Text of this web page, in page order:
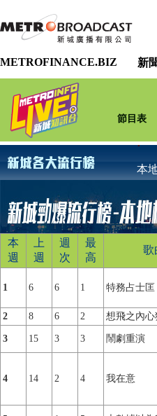
METROFINANCE.BIZ 新
節目表
本
本
週
上
週
週
次
最
高
歌
1 6 6 1 特務占士匡
2 8 6 2 想飛之內心
3 15 3 3 鬧劇重演
4 14 2 4 我在意